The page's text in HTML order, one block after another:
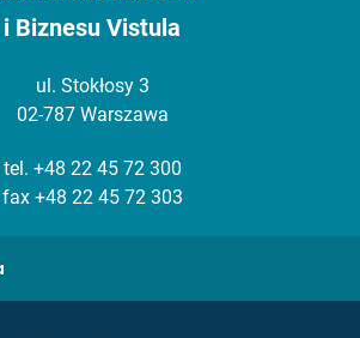
i Biznesu Vistula
ul. Stokłosy 3
02-787 Warszawa
tel. +48 22 45 72 300
fax +48 22 45 72 303